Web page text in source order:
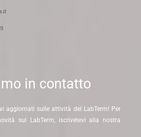
in contatto
aggiornati sulle attività del LabTerm! Per
sul LabTerm, iscrivetevi alla nostra